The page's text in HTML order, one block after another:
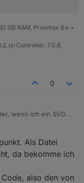
GB RAM, Proxmox 8.x +
js-Controller: 7.0.6,
0
wenn ich ein SVG
nicht an einen
ioBroker/
b-
19:57
Als Datei
da bekomme ich
also den von